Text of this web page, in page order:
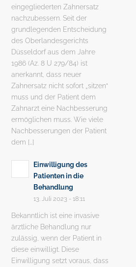
eingegliederten Zahnersatz
nachzubessern. Seit der
grundlegenden Entscheidung
des Oberlandesgerichts
Düsseldorf aus dem Jahre
1986 (Az. 8 U 279/84) ist
anerkannt, dass neuer
Zahnersatz nicht sofort „sitzen“
muss und der Patient dem
Zahnarzt eine Nachbesserung
ermöglichen muss. Wie viele
Nachbesserungen der Patient
dem […]
Einwilligung des
Patienten in die
Behandlung
13. Juli 2023 - 18:11
Bekanntlich ist eine invasive
ärztliche Behandlung nur
zulässig, wenn der Patient in
diese einwilligt. Diese
Einwilligung setzt voraus, dass